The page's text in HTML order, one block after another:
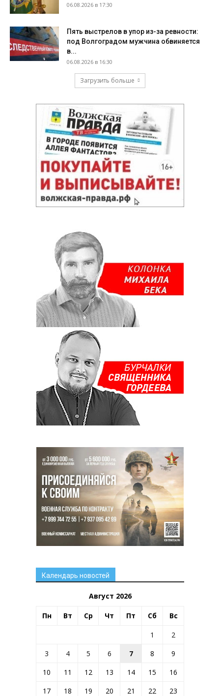
06.08.2026 в 17:30
Пять выстрелов в упор из-за ревности:
под Волгоградом мужчина обвиняется
в...
06.08.2026 в 16:30
Загрузить больше
Календарь новостей
Август 2026
Пн Вт Ср Чт Пт Сб Вс
1
2
3
4 5 6 7 8
9
10
11 12 13 14 15
16
17
18 19 20 21 22
23